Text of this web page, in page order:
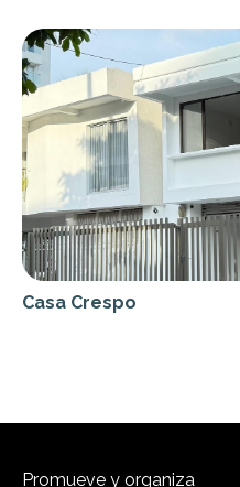
Casa Crespo
Promueve y organiza